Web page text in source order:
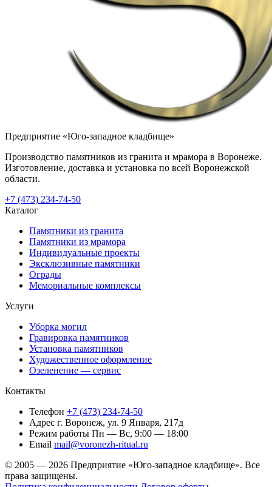
Предприятие «Юго-западное кладбище»
Производство памятников из гранита и мрамора в Воронеже.
Изготовление, доставка и установка по всей Воронежской
области.
+7 (473) 234-74-50
Каталог
Памятники из гранита
Памятники из мрамора
Индивидуальные проекты
Эксклюзивные памятники
Ограды
Мемориальные комплексы
Услуги
Уборка могил
Гравировка памятников
Установка памятников
Художественное оформление
Озеленение — сервис
Контакты
Телефон +7 (473) 234-74-50
Адрес г. Воронеж, ул. 9 Января, 217д
Режим работы Пн — Вс, 9:00 — 18:00
Email mail@voronezh-ritual.ru
© 2005 — 2026 Предприятие «Юго-западное кладбище». Все
права защищены.